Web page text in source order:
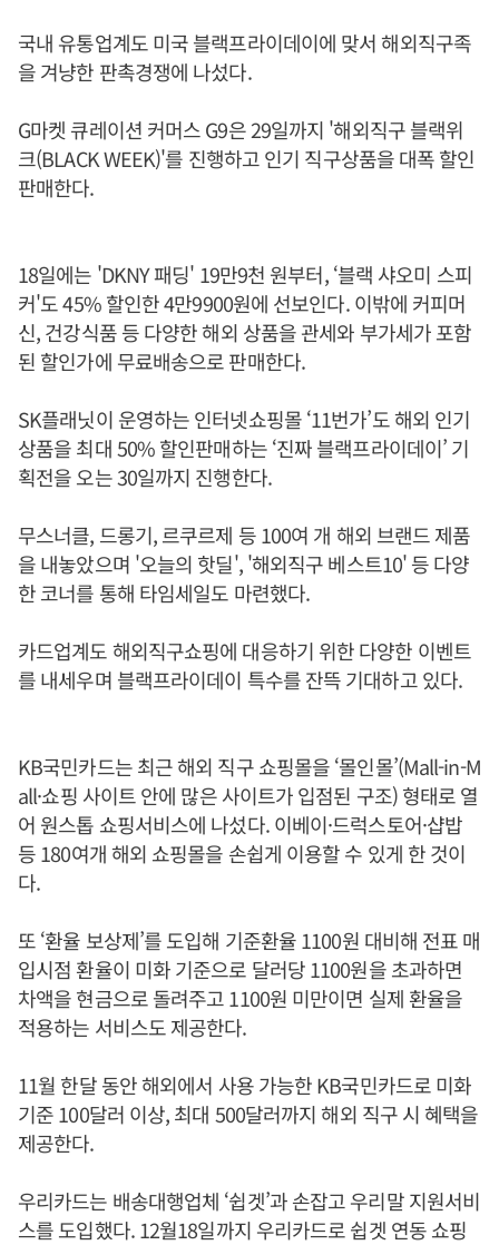
국내 유통업계도 미국 블랙프라이데이에 맞서 해외직구족
을 겨냥한 판촉경쟁에 나섰다.
G마켓 큐레이션 커머스 G9은 29일까지 '해외직구 블랙위
크(BLACK WEEK)'를 진행하고 인기 직구상품을 대폭 할인
판매한다.
18일에는 'DKNY 패딩' 19만9천 원부터, ‘블랙 샤오미 스피
커'도 45% 할인한 4만9900원에 선보인다. 이밖에 커피머
신, 건강식품 등 다양한 해외 상품을 관세와 부가세가 포함
된 할인가에 무료배송으로 판매한다.
SK플래닛이 운영하는 인터넷쇼핑몰 ‘11번가’도 해외 인기
상품을 최대 50% 할인판매하는 ‘진짜 블랙프라이데이’ 기
획전을 오는 30일까지 진행한다.
무스너클, 드롱기, 르쿠르제 등 100여 개 해외 브랜드 제품
을 내놓았으며 '오늘의 핫딜', '해외직구 베스트10' 등 다양
한 코너를 통해 타임세일도 마련했다.
카드업계도 해외직구쇼핑에 대응하기 위한 다양한 이벤트
를 내세우며 블랙프라이데이 특수를 잔뜩 기대하고 있다.
KB국민카드는 최근 해외 직구 쇼핑몰을 ‘몰인몰’(Mall-in-M
all·쇼핑 사이트 안에 많은 사이트가 입점된 구조) 형태로 열
어 원스톱 쇼핑서비스에 나섰다. 이베이·드럭스토어·샵밥
등 180여개 해외 쇼핑몰을 손쉽게 이용할 수 있게 한 것이
다.
또 ‘환율 보상제’를 도입해 기준환율 1100원 대비해 전표 매
입시점 환율이 미화 기준으로 달러당 1100원을 초과하면
차액을 현금으로 돌려주고 1100원 미만이면 실제 환율을
적용하는 서비스도 제공한다.
11월 한달 동안 해외에서 사용 가능한 KB국민카드로 미화
기준 100달러 이상, 최대 500달러까지 해외 직구 시 혜택을
제공한다.
우리카드는 배송대행업체 ‘쉽겟’과 손잡고 우리말 지원서비
스를 도입했다. 12월18일까지 우리카드로 쉽겟 연동 쇼핑